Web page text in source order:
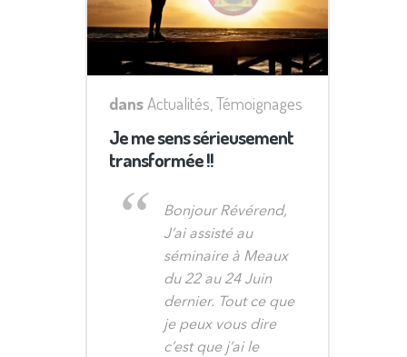
dansActualités,Témoignages
Je me sens sérieusement
transformée !!
Bonjour Révérend,
J’ai assisté au
séminaire à Meaux
du 22 au 24 Juin
dernier. Tout ce que
je peux vous dire
c’est que j’ai le